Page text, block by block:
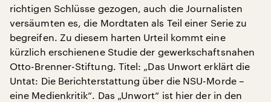
richtigen Schlüsse gezogen, auch die Journalisten
versäumten es, die Mordtaten als Teil einer Serie zu
begreifen. Zu diesem harten Urteil kommt eine
kürzlich erschienene Studie der gewerkschaftsnahen
Otto-Brenner-Stiftung. Titel: „Das Unwort erklärt die
Untat: Die Berichterstattung über die NSU-Morde –
eine Medienkritik“. Das „Unwort“ ist hier der in den